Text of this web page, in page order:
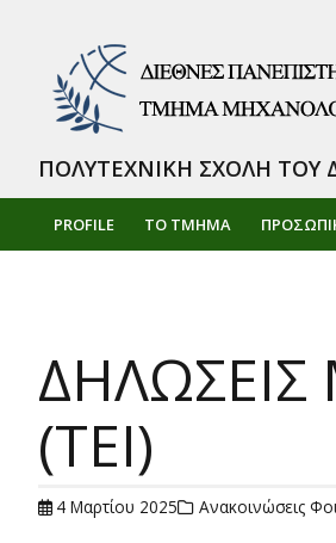
PROFILE ΤΟ ΤΜΗΜΑ
ΠΟΛΥΤΕΧΝΙΚΗ ΣΧΟΛΗ ΤΟΥ
(ΤΕΙ)
4 Μαρτίου 2025 Ανακοινώσεις